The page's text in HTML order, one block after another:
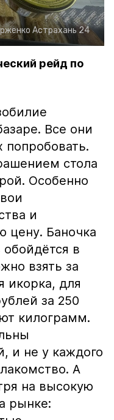
Астрахань 24
рейд по
Все они
попробовать.
стола
Особенно
и
цену. Баночка
в
взять за
икорка, для
за 250
килограмм.
и не у каждого
А
на высокую
рынке: